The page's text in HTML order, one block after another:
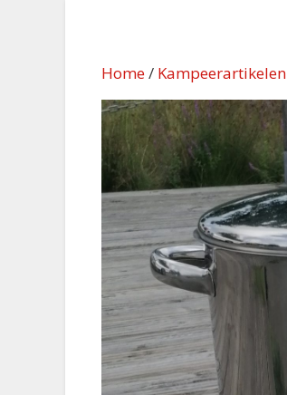
Home/ Kampeerartikelen